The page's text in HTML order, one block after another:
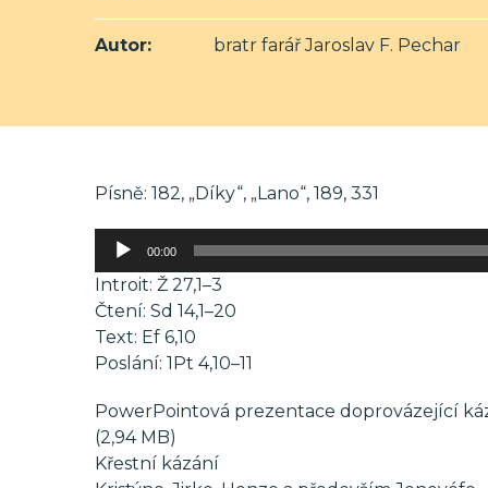
Autor: bratr farář Jaroslav F. Pechar
Písně: 182, „Díky“, „Lano“, 189, 331
Audio
00:00
Introit: Ž 27,1–3
Čtení: Sd 14,1–20
Text: Ef 6,10
Poslání: 1Pt 4,10–11
PowerPointová prezentace doprovázející
(2,94 MB)
Křestní kázání